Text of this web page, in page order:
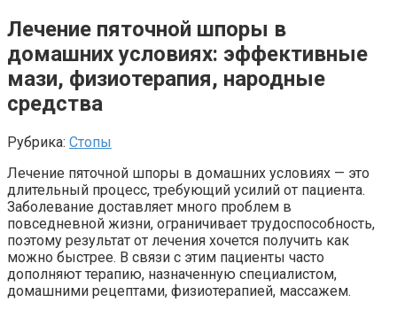
Лечение пяточной шпоры в
домашних условиях: эффективные
мази, физиотерапия, народные
средства
Рубрика: Стопы
Лечение пяточной шпоры в домашних условиях — это
длительный процесс, требующий усилий от пациента.
Заболевание доставляет много проблем в
повседневной жизни, ограничивает трудоспособность,
поэтому результат от лечения хочется получить как
можно быстрее. В связи с этим пациенты часто
дополняют терапию, назначенную специалистом,
домашними рецептами, физиотерапией, массажем.